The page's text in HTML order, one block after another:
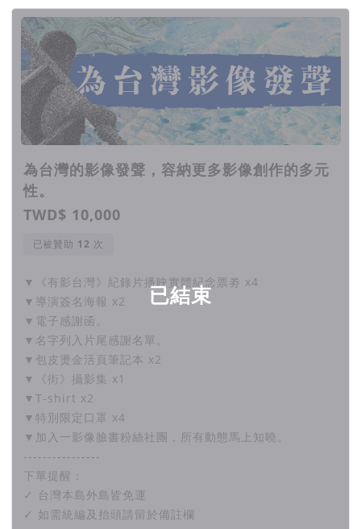
2022年初，我們與國家攝影文化中心合作，在別具意義
的場地，舉辦了兩場特映會，獲得了很多的迴響。
文化部完整報導
已結束
為台灣的影像發聲，容納更多影像創作的多元
性。
TWD$ 10,000
已被贊助 次
▼《有影台灣》紀錄片播映實體紀念票劵 x4
▼導演簽名海報 x2
▼電子感謝函。
▼名字列入片尾感謝名單。
▼包皮燙金活頁筆記本 x2
▼《街》攝影集 x1
▼T-shirt x2
▼特別限定口罩 x4
▼加入一影像臉書粉絲社團，所有動態馬上知曉。
----------------
下單提醒：
✓ 台灣本島外島皆免運
✓ 如需統編及抬頭請留於備註欄